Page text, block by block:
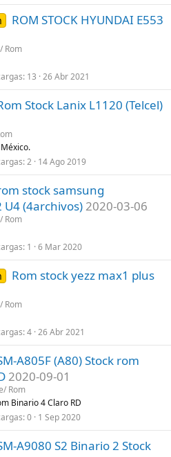
ROM STOCK HYUNDAI E553
Rom
13 26 Abr 2021
Stock Lanix L1120 (Telcel)
2 14 Ago 2019
stock samsung
U4 (4archivos) 2020-03-06
Rom
1 6 Mar 2020
Rom stock yezz max1 plus
Rom
4 26 Abr 2021
A805F (A80) Stock rom
2020-09-01
Rom
Binario 4 Claro RD
0 1 Sep 2020
A9080 S2 Binario 2 Stock